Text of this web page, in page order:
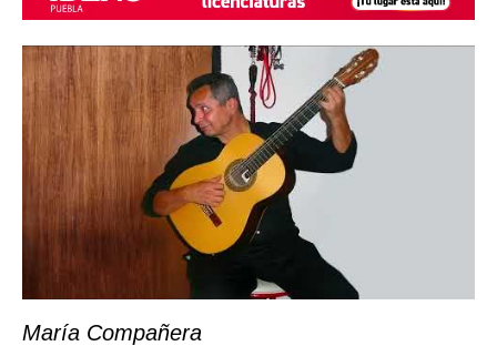
María Compañera